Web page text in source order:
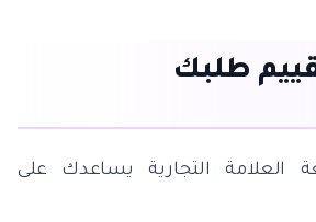
طلبك
العلامة التجارية يساعدك على